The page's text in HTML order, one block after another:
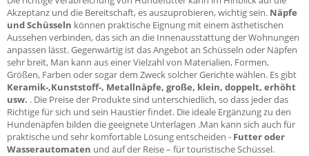
Akzeptanz und die Bereitschaft, es auszuprobieren, wichtig sein. Näpfe
und Schüsseln können praktische Eignung mit einem ästhetischen
Aussehen verbinden, das sich an die Innenausstattung der Wohnungen
anpassen lässt. Gegenwärtig ist das Angebot an Schüsseln oder Näpfen
sehr breit, Man kann aus einer Vielzahl von Materialien, Formen,
Größen, Farben oder sogar dem Zweck solcher Gerichte wählen. Es gibt
Keramik-,Kunststoff-, Metallnäpfe, große, klein, doppelt, erhöht
usw. . Die Preise der Produkte sind unterschiedlich, so dass jeder das
Richtige für sich und sein Haustier findet. Die ideale Ergänzung zu den
Hundenäpfen bilden die geeignete Unterlagen .Man kann sich auch für
praktische und sehr komfortable Lösung entscheiden - Futter oder
Wasserautomaten und auf der Reise – für touristische Schüssel.